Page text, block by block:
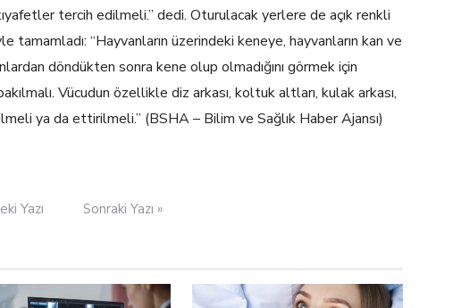
tercih edilmeli.” dedi. Oturulacak yerlere de açık renkli
“Hayvanların üzerindeki keneye, hayvanların kan ve
döndükten sonra kene olup olmadığını görmek için
Vücudun özellikle diz arkası, koltuk altları, kulak arkası,
ya da ettirilmeli.” (BSHA – Bilim ve Sağlık Haber Ajansı)
Yazı Sonraki Yazı »